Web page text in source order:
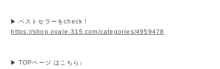
▶️ ベストセラーをcheck！
https://shop.ovale-315.com/categories/4959478
▶️ TOPページ はこちら♩